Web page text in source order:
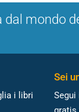
dal mondo
i libri
Sei